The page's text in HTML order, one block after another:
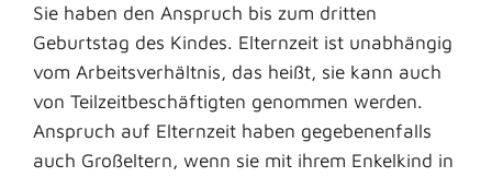
Sie haben den Anspruch bis zum dritten
Geburtstag des Kindes. Elternzeit ist unabhängig
vom Arbeitsverhältnis, das heißt, sie kann auch
von Teilzeitbeschäftigten genommen werden.
Anspruch auf Elternzeit haben gegebenenfalls
auch Großeltern, wenn sie mit ihrem Enkelkind in